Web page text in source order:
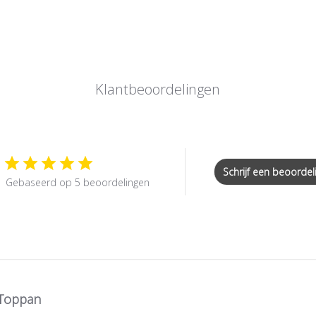
Klantbeoordelingen
Gebaseerd op 5 beoordelingen
Schrijf een